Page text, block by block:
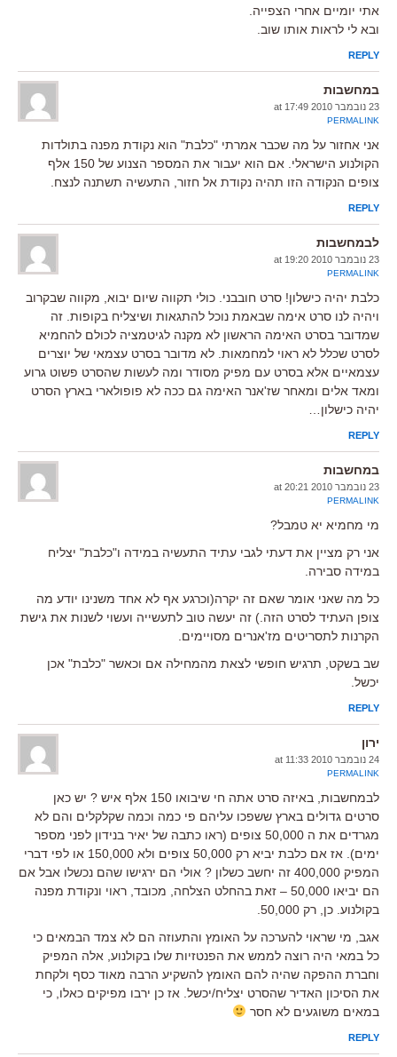
אתי יומיים אחרי הצפייה.
ובא לי לראות אותו שוב.
REPLY
במחשבות
23 נובמבר 2010 at 17:49
PERMALINK
אני אחזור על מה שכבר אמרתי "כלבת" הוא נקודת מפנה בתולדות
הקולנוע הישראלי. אם הוא יעבור את המספר הצנוע של 150 אלף
צופים הנקודה הזו תהיה נקודת אל חזור, התעשיה תשתנה לנצח.
REPLY
לבמחשבות
23 נובמבר 2010 at 19:20
PERMALINK
כלבת יהיה כישלון! סרט חובבני. כולי תקווה שיום יבוא, מקווה שבקרוב
ויהיה לנו סרט אימה שבאמת נוכל להתגאות ושיצליח בקופות. זה
שמדובר בסרט האימה הראשון לא מקנה לגיטמציה לכולם להחמיא
לסרט שכלל לא ראוי למחמאות. לא מדובר בסרט עצמאי של יוצרים
עצמאיים אלא בסרט עם מפיק מסודר ומה לעשות שהסרט פשוט גרוע
ומאד אלים ומאחר שז'אנר האימה גם ככה לא פופולארי בארץ הסרט
יהיה כישלון…
REPLY
במחשבות
23 נובמבר 2010 at 20:21
PERMALINK
מי מחמיא יא טמבל?
אני רק מציין את דעתי לגבי עתיד התעשיה במידה ו"כלבת" יצליח
במידה סבירה.
כל מה שאני אומר שאם זה יקרה(וכרגע אף לא אחד משנינו יודע מה
צופן העתיד לסרט הזה.) זה יעשה טוב לתעשייה ועשוי לשנות את גישת
הקרנות לתסריטים מז'אנרים מסויימים.
שב בשקט, תרגיש חופשי לצאת מהמחילה אם וכאשר "כלבת" אכן
יכשל.
REPLY
ירון
24 נובמבר 2010 at 11:33
PERMALINK
לבמחשבות, באיזה סרט אתה חי שיבואו 150 אלף איש ? יש כאן
סרטים גדולים בארץ ששפכו עליהם פי כמה וכמה שקלקלים והם לא
מגרדים את ה 50,000 צופים (ראו כתבה של יאיר בנידון לפני מספר
ימים). אז אם כלבת יביא רק 50,000 צופים ולא 150,000 או לפי דברי
המפיק 400,000 זה יחשב כשלון ? אולי הם ירגישו שהם נכשלו אבל אם
הם יביאו 50,000 – זאת בהחלט הצלחה, מכובד, ראוי ונקודת מפנה
בקולנוע. כן, רק 50,000.
אגב, מי שראוי להערכה על האומץ והתעוזה הם לא צמד הבמאים כי
כל במאי היה רוצה לממש את הפנטזיות שלו בקולנוע, אלה המפיק
וחברת ההפקה שהיה להם האומץ להשקיע הרבה מאוד כסף ולקחת
את הסיכון האדיר שהסרט יצליח/יכשל. אז כן ירבו מפיקים כאלו, כי
במאים משוגעים לא חסר
REPLY